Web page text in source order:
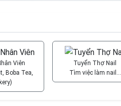
Viên
Boba Tea,
Tuyển Thợ Nail
Tìm việc làm nail…